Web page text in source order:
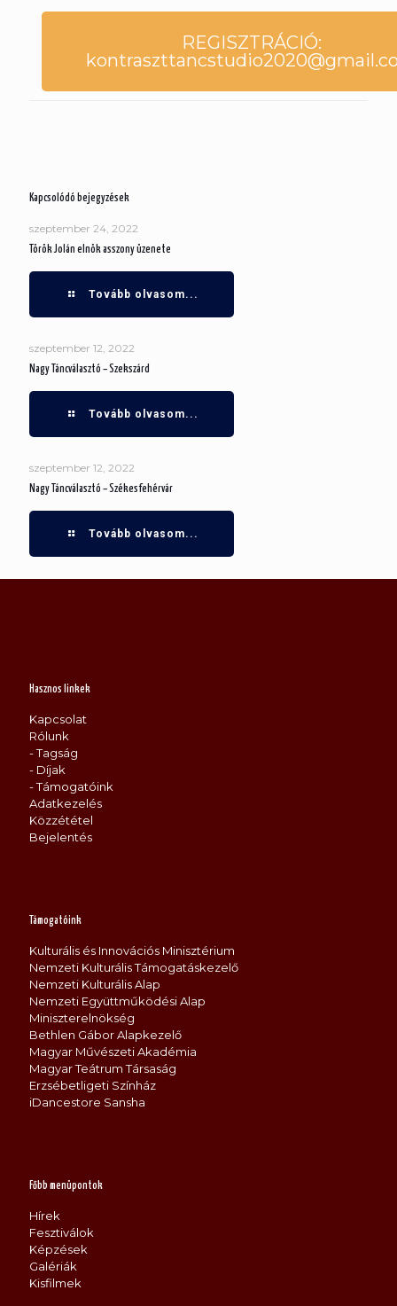
REGISZTRÁCIÓ:
Kapcsolódó bejegyzések
szeptember 24, 2022
Török Jolán elnök asszony üzenete
Tovább olvasom...
szeptember 12, 2022
Nagy Táncválasztó – Szekszárd
Tovább olvasom...
szeptember 12, 2022
Nagy Táncválasztó – Székesfehérvár
Tovább olvasom...
Hasznos linkek
Kapcsolat
Rólunk
- Tagság
- Díjak
- Támogatóink
Adatkezelés
Közzététel
Bejelentés
Támogatóink
Kulturális és Innovációs Minisztérium
Nemzeti Kulturális Támogatáskezelő
Nemzeti Kulturális Alap
Nemzeti Együttműködési Alap
Miniszterelnökség
Bethlen Gábor Alapkezelő
Magyar Művészeti Akadémia
Magyar Teátrum Társaság
Erzsébetligeti Színház
iDancestore Sansha
Főbb menüpontok
Hírek
Fesztiválok
Képzések
Galériák
Kisfilmek